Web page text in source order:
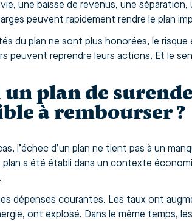
une baisse de revenus, une
peuvent rapidement rendre le plan
du plan ne sont plus honorées, le
peuvent reprendre leurs actions. Et le
plan de
à rembourser ?
l’échec d’un plan ne tient pas à un
plan a été établi dans un contexte
dépenses courantes. Les taux ont
ont explosé. Dans le même temps,